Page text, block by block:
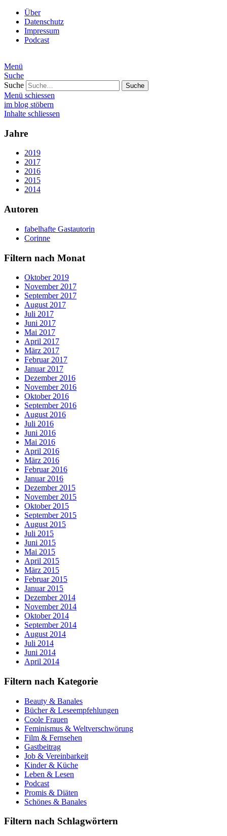
Über
Datenschutz
Impressum
Podcast
Menü
Suche
Suche
Menü schiessen
im blog stöbern
Inhalte schliessen
Jahre
2019
2017
2016
2015
2014
Autoren
fabelhafte Gastautorin
Corinne
Filtern nach Monat
Oktober 2019
November 2017
September 2017
August 2017
Juli 2017
Juni 2017
Mai 2017
April 2017
März 2017
Februar 2017
Januar 2017
Dezember 2016
November 2016
Oktober 2016
September 2016
August 2016
Juli 2016
Juni 2016
Mai 2016
April 2016
März 2016
Februar 2016
Januar 2016
Dezember 2015
November 2015
Oktober 2015
September 2015
August 2015
Juli 2015
Juni 2015
Mai 2015
April 2015
März 2015
Februar 2015
Januar 2015
Dezember 2014
November 2014
Oktober 2014
September 2014
August 2014
Juli 2014
Juni 2014
April 2014
Filtern nach Kategorie
Beauty & Banales
Bücher & Leseempfehlungen
Coole Frauen
Feminismus & Weltverschwörung
Film & Fernsehen
Gastbeitrag
Job & Vereinbarkeit
Kinder & Küche
Leben & Lesen
Podcast
Promis & Diäten
Schönes & Banales
Filtern nach Schlagwörtern